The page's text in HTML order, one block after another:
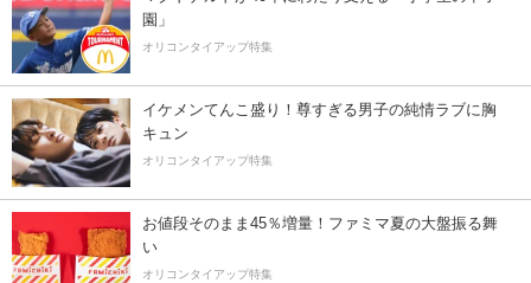
園」
オリコンタイアップ特集
イケメンてんこ盛り！尊すぎる男子の純情ラブに胸
キュン
オリコンタイアップ特集
お値段そのまま45％増量！ファミマ夏の大盤振る舞
い
オリコンタイアップ特集